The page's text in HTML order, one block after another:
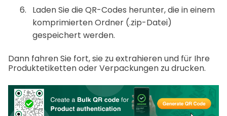
Laden Sie die QR-Codes herunter, die in einem
komprimierten Ordner (.zip-Datei)
gespeichert werden.
Dann fahren Sie fort, sie zu extrahieren und für Ihre
Produktetiketten oder Verpackungen zu drucken.